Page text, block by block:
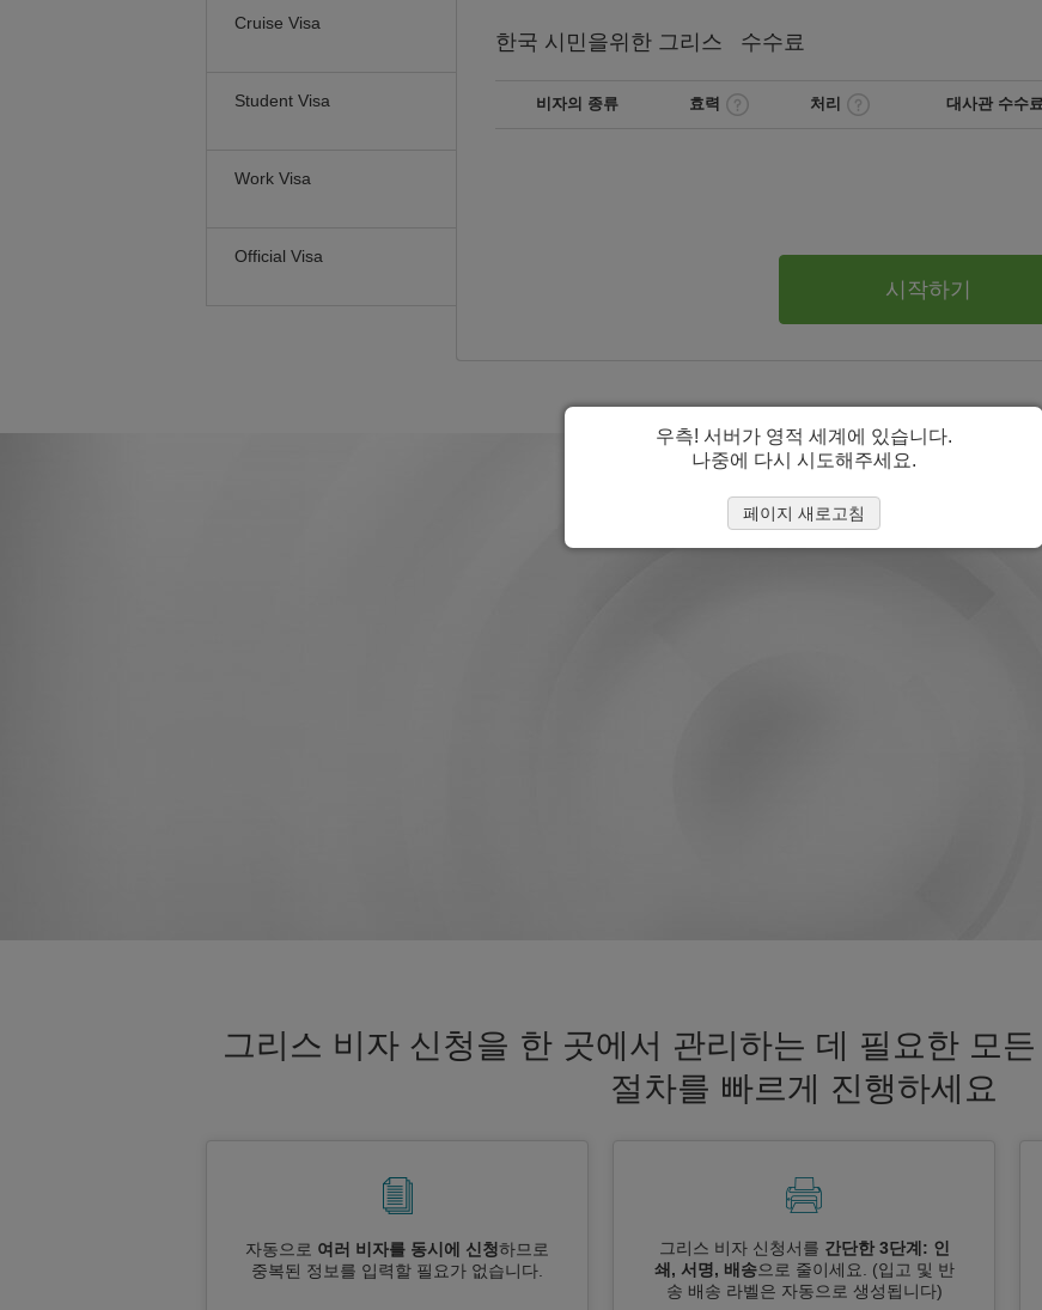
Cruise Visa
Student Visa
Work Visa
Official Visa
한국 시민을위한 그리스 수수료
비자의 종류 효력 처리 대사관 수수
시작하기
그리스 비자 신청을 한 곳에서 관리하는 데 필요한 모
절차를 빠르게 진행하세요
자동으로 여러 비자를 동시에 신청하므로
중복된 정보를 입력할 필요가 없습니다.
그리스 비자 신청서를 간단한 3단계: 인
쇄, 서명, 배송으로 줄이세요.
(입고 및 반
송 배송 라벨은 자동으로 생성됩니다)
우측! 서버가 영적 세계에 있습니다.
나중에 다시 시도해주세요.
페이지 새로고침